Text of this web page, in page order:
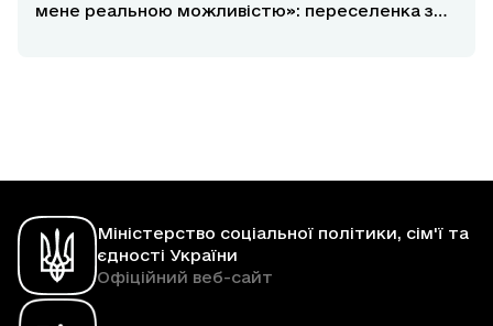
мене реальною можливістю»: переселенка з
Міністерство соціальної політики, сім'ї та
єдності України
Офіційний веб-сайт